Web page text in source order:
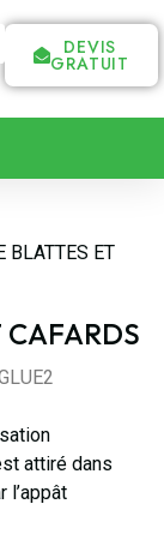
DEVIS
GRATUIT
BLATTES ET
CAFARDS
attiré dans
l’appât